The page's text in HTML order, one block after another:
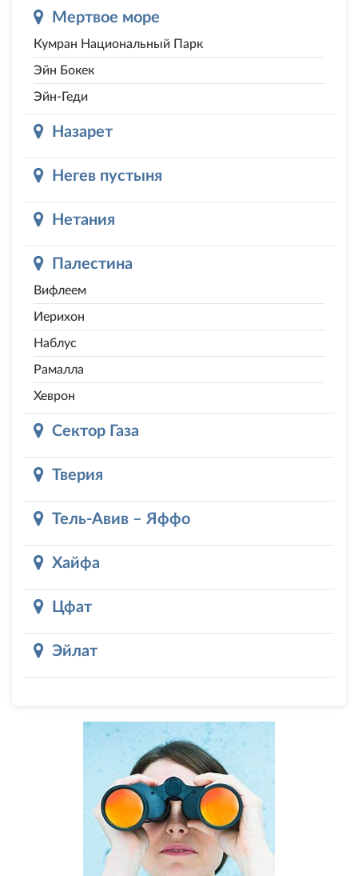
Мертвое море
Кумран Национальный Парк
Эйн Бокек
Эйн-Геди
Назарет
Негев пустыня
Нетания
Палестина
Вифлеем
Иерихон
Наблус
Рамалла
Хеврон
Сектор Газа
Тверия
Тель-Авив – Яффо
Хайфа
Цфат
Эйлат